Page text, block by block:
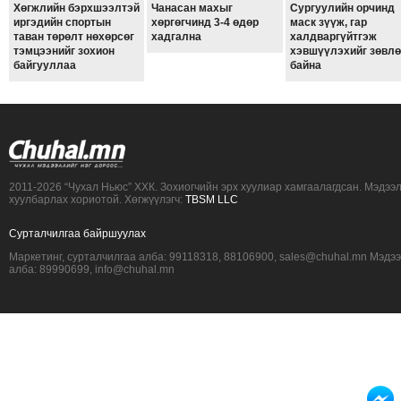
ТОЙРОНД
ЗӨРЧЛИЙН
ХУУЛИЙН
ТОЙРОНД
СОНГУУЛЬ-2017
Хөгжлийн бэрхшээлтэй
иргэдийн спортын
таван төрөлт нөхөрсөг
тэмцээнийг зохион
байгууллаа
Чанасан махыг
хөргөгчинд 3-4 өдөр
хадгална
Сургуулийн орчинд
маск зүүж, гар
халдваргүйтгэж
хэвшүүлэхийг
байна
2011-2026 “Чухал Ньюс” ХХК. Зохиогчийн эрх хуулиар хамгаалагдсан.
хуулбарлах хориотой. Хөгжүүлэгч: TBSM LLC
Сурталчилгаа байршуулах
Маркетинг, сурталчилгаа алба: 99118318, 88106900, sales@chuhal.mn
алба: 89990699, info@chuhal.mn